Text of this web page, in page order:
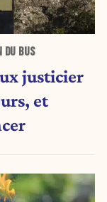
DU BUS
justicier
et